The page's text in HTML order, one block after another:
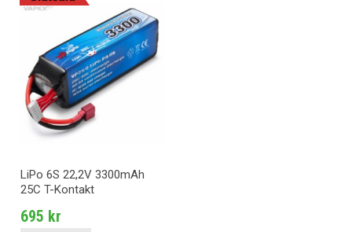
LiPo 6S 22,2V 3300mAh
25C T-Kontakt
695 kr